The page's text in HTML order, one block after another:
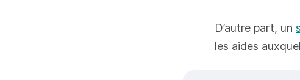
D’autre part, un
les aides